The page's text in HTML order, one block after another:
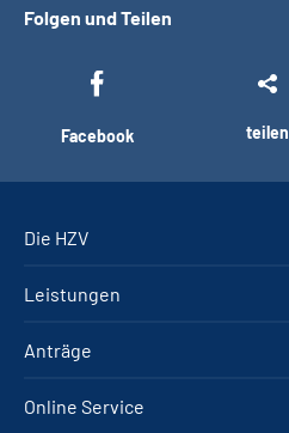
Folgen und Teilen
Facebook teilen
Die HZV
Leistungen
Anträge
Online Service